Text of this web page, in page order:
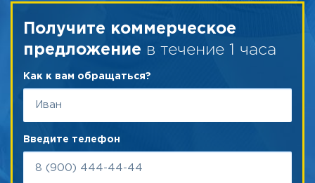
Получите коммерческое
предложение в течение 1 часа
Как к вам обращаться?
Введите телефон